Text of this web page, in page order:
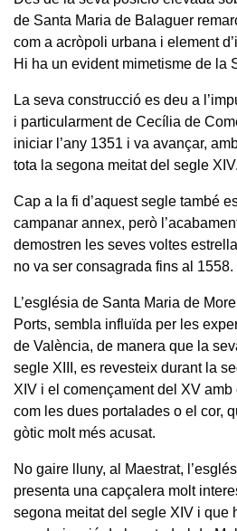
de Santa Maria de Balaguer
com a acròpoli urbana i element
Hi ha un evident mimetisme de la
La seva construcció es deu a
i particularment de Cecília de
iniciar l’any 1351 i va avançar,
tota la segona meitat del segle XIV.
Cap a la fi d’aquest segle també
campanar annex, però
demostren les seves voltes
no va ser consagrada fins al 1558.
L’església de Santa Maria de
Ports, sembla influïda per les
de València, de manera que la
segle XIII, es revesteix durant la
XIV i el començament del XV
com les dues portalades o el cor,
gòtic molt més acusat.
No gaire lluny, al Maestrat,
presenta una capçalera molt
segona meitat del segle XIV i que